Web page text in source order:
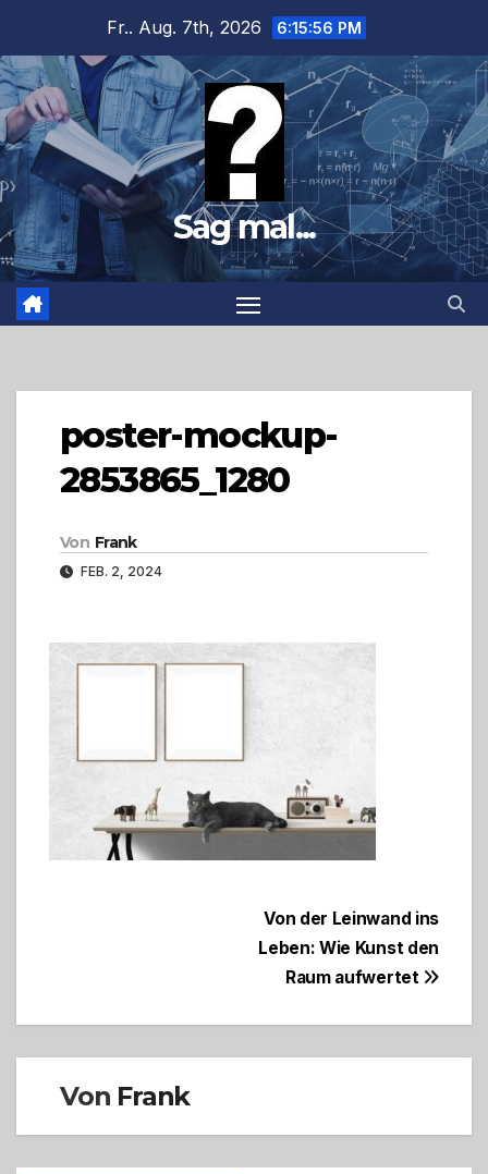
springen
Fr.. Aug. 7th, 2026 6:15:56 PM
Sag mal...
poster-mockup-
2853865_1280
Von Frank
FEB. 2, 2024
Beitragsnavigation
Von der Leinwand ins
Leben: Wie Kunst den
Raum aufwertet
Von Frank